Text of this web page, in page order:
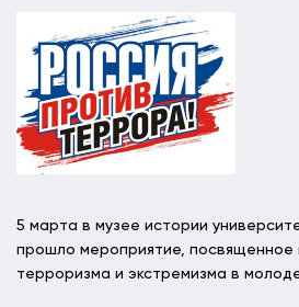
5 марта в музее истории
прошло мероприятие, посвященное
терроризма и экстремизма в